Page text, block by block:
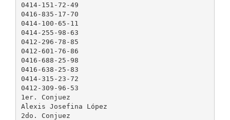
0414-151-72-49
0416-835-17-70
0414-100-65-11
0414-255-98-63
0412-296-78-85
0412-601-76-86
0416-688-25-98
0416-638-25-83
0414-315-23-72
0412-309-96-53
1er. Conjuez
Alexis Josefina López
2do. Conjuez